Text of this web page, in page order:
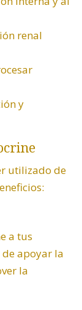
renal
y
utilizado de
a tus
apoyar la
la